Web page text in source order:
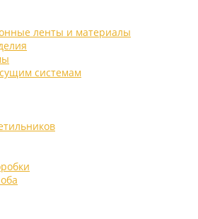
ленты и материалы
системам